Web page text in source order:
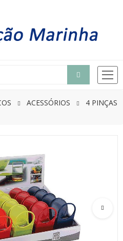
ACESSÓRIOS
4 PINÇAS